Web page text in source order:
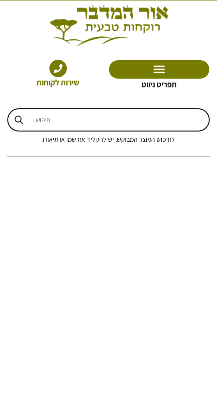
תפריט ניווט שירות לקוחות
לחיפוש המוצר המבוקש, יש להקליד את שמו או תיאורו.